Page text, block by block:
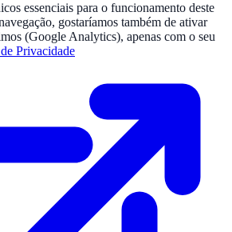
essenciais para o funcionamento deste
gostaríamos também de ativar
(Google Analytics), apenas com o seu
Privacidade